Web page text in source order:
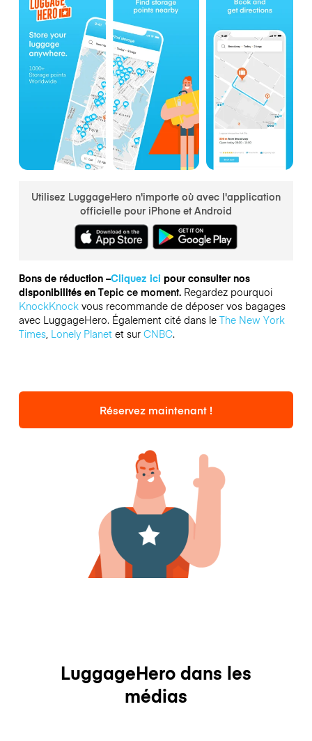
Utilisez LuggageHero n'importe où avec l'application
officielle pour iPhone et Android
Bons de réduction –Cliquez ici pour consulter nos
disponibilités en Tepic ce moment. Regardez pourquoi
KnockKnockvous recommande de déposer vos bagages
avec LuggageHero. Également cité dans le The New York
Times, Lonely Planetet sur CNBC.
Réservez maintenant !
LuggageHero dans les
médias